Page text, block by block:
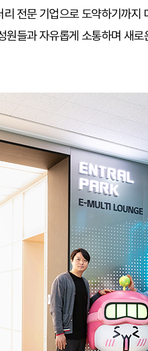
전문 기업으로 도약하기까
원들과 자유롭게 소통하며 새